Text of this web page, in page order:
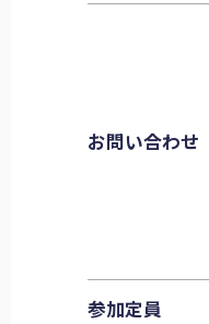
お問い合わせ
参加定員